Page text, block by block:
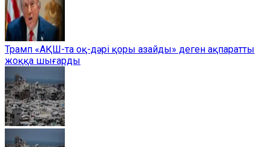
Трамп «АҚШ-та оқ-дәрі қоры азайды» деген ақпаратты
жоққа шығарды